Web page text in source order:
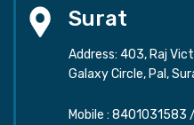
Surat
Address: 403, Raj
Galaxy Circle, Pal,
Mobile : 8401031583 /